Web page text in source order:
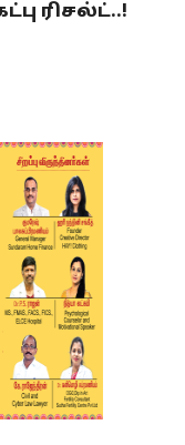
ரிசல்ட்..!